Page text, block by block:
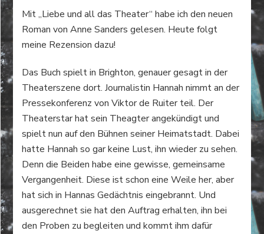
Mit „Liebe und all das Theater“ habe ich den neuen
Roman von Anne Sanders gelesen. Heute folgt
meine Rezension dazu!
Das Buch spielt in Brighton, genauer gesagt in der
Theaterszene dort. Journalistin Hannah nimmt an der
Pressekonferenz von Viktor de Ruiter teil. Der
Theaterstar hat sein Theagter angekündigt und
spielt nun auf den Bühnen seiner Heimatstadt. Dabei
hatte Hannah so gar keine Lust, ihn wieder zu sehen.
Denn die Beiden habe eine gewisse, gemeinsame
Vergangenheit. Diese ist schon eine Weile her, aber
hat sich in Hannas Gedächtnis eingebrannt. Und
ausgerechnet sie hat den Auftrag erhalten, ihn bei
den Proben zu begleiten und kommt ihm dafür